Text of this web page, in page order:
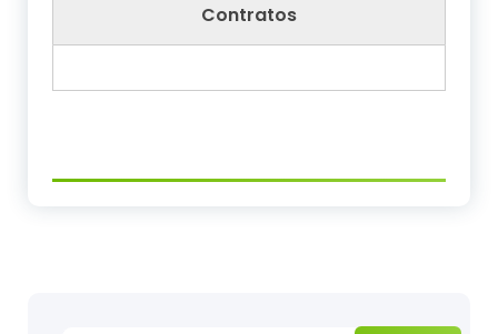
Contratos